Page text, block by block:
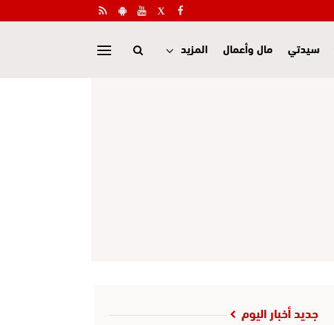
سيدتي مال وأعمال المزيد
جديد أخبار اليوم